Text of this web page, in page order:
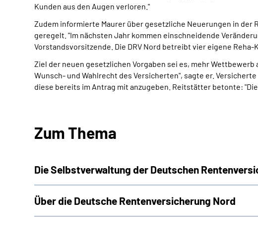
Kunden aus den Augen verloren."
Zudem informierte Maurer über gesetzliche Neuerungen in der
geregelt. "Im nächsten Jahr kommen einschneidende
Vorstandsvorsitzende. Die DRV Nord betreibt vier eigene Reha-
Ziel der neuen gesetzlichen Vorgaben sei es, mehr
Wunsch- und Wahlrecht des Versicherten", sagte er.
diese bereits im Antrag mit anzugeben. Reitstätter betonte:
Zum Thema
Die Selbstverwaltung der Deutschen
Über die Deutsche Rentenversicherung Nord